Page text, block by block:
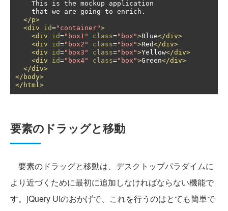
</p>
<div
id="container">
<div
id="box1" class="box">Blue</div>
<div
id="box2" class="box">Red</div>
<div
id="box3" class="box">Yellow</div>
<div
id="box4" class="box">Green</div>
</div>
</body>
</html>
要素のドラッグと移動
要素のドラッグと移動は、デスクトップパラダイムに
より近づくために最初に追加しなければならない機能で
す。jQuery UIのおかげで、これを行うのはとても簡単で